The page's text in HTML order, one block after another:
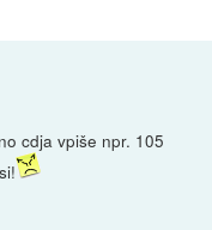
cdja vpiše npr. 105